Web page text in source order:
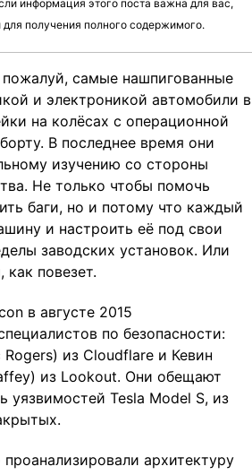
информация этого поста важна для вас,
получения полного содержимого.
самые нашпигованные
и электроникой автомобили в
на колёсах с операционной
В последнее время они
изучению со стороны
Не только чтобы помочь
баги, но и потому что каждый
и настроить её под свои
заводских установок. Или
как повезет.
в августе 2015
по безопасности:
из Cloudflare и Кевин
из Lookout. Они обещают
уязвимостей Tesla Model S, из
архитектуру